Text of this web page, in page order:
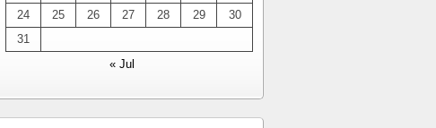
24
25 26 27 28 29
30
31
« Jul